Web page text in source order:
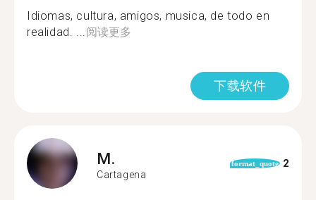
Idiomas, cultura, amigos, musica, de todo en
realidad. ...阅读更多
下载软件
M.
Cartagena
format_quote 2